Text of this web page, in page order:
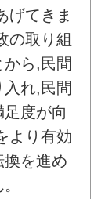
げてきま
の取り組
から,民間
入れ,民間
度が向
より有効
換を進め